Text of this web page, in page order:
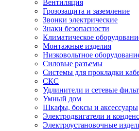
Вентиляция
Грозозащита и заземление
Звонки электрические
Знаки безопасности
Климатическое
Монтажные изделия
Низковольтное
Силовые разъемы
Системы для прокладки
СКС
Удлинители и сетевые
Умный дом
Шкафы, боксы и аксессуары
Электродвигатели и
Электроустановочные